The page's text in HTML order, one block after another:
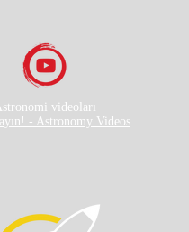
videoları
- Astronomy Videos